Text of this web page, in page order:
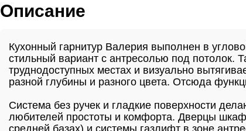
Описание
Кухонный гарнитур Валерия выполнен в
стильный вариант с антресолью под потолок.
труднодоступных местах и визуально
разной глубины и разного цвета. Отсюда
Система без ручек и гладкие поверхности
любителей простоты и комфорта. Дверцы
средней базах) и системы газлифт в зоне